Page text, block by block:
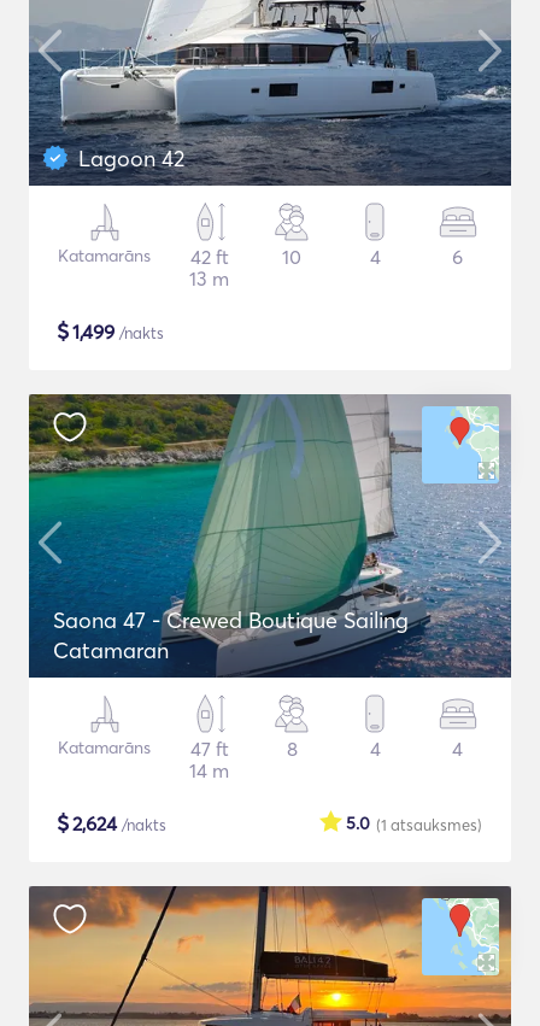
Lagoon 42
Katamarāns
42 ft
13 m
10 4 6
$1,499 /nakts
Saona 47 - Crewed Boutique Sailing
Catamaran
Katamarāns
47 ft
14 m
8 4 4
$2,624/nakts (1 atsauksmes)
5.0